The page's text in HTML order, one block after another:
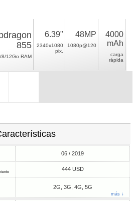
855
8/12Go RAM
6.39"
2340x1080
pix.
48MP
1080p@120
4000
mAh
carga
rápida
06 / 2019
444 USD
2G, 3G, 4G, 5G
más ↓